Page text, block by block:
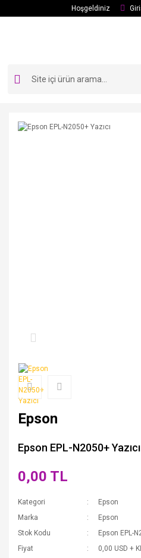
Hoşgeldiniz
Epson
Epson EPL-N2050+ Yazıcı
0,00 TL
Kategori
Epson
Marka
Epson
Stok Kodu
Epson EPL-
Fiyat
0,00 USD +